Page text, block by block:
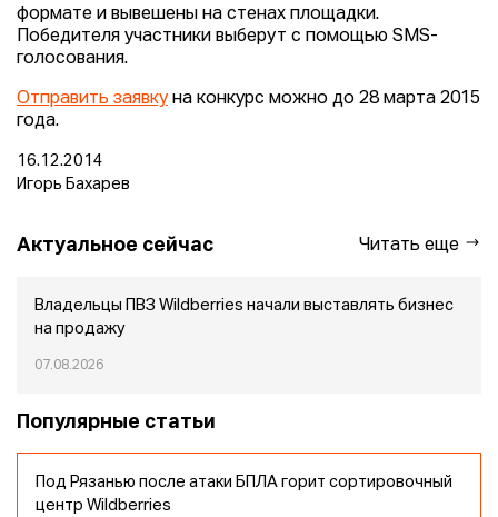
формате и вывешены на стенах площадки.
Победителя участники выберут с помощью SMS-
голосования.
Отправить заявку на конкурс можно до 28 марта 2015
года.
16.12.2014
Игорь Бахарев
Актуальное сейчас Читать еще
Владельцы ПВЗ Wildberries начали выставлять бизнес
на продажу
07.08.2026
Популярные статьи
Под Рязанью после атаки БПЛА горит сортировочный
центр Wildberries